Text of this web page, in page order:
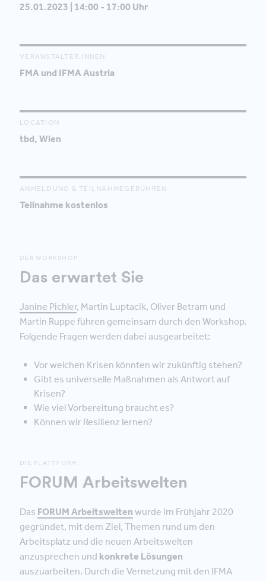
25.01.2023 | 14:00 - 17:00 Uhr
VERANSTALTER:INNEN
FMA und IFMA Austria
LOCATION
tbd, Wien
ANMELDUNG & TEILNAHMEGEBÜHREN
Teilnahme kostenlos
DER WORKSHOP
Das erwartet Sie
Janine Pichler, Martin Luptacik, Oliver Betram und
Martin Ruppe führen gemeinsam durch den Workshop.
Folgende Fragen werden dabei ausgearbeitet:
Vor welchen Krisen könnten wir zukünftig stehen?
Gibt es universelle Maßnahmen als Antwort auf
Krisen?
Wie viel Vorbereitung braucht es?
Können wir Resilienz lernen?
DIE PLATTFORM
FORUM Arbeitswelten
Das FORUM Arbeitswelten wurde im Frühjahr 2020
gegründet, mit dem Ziel, Themen rund um den
Arbeitsplatz und die neuen Arbeitswelten
anzusprechen und konkrete Lösungen
auszuarbeiten. Durch die Vernetzung mit den IFMA